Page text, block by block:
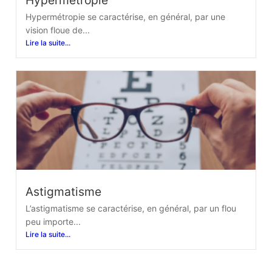
Hypermétropie se caractérise, en général, par une
vision floue de...
Lire la suite...
Astigmatisme
L’astigmatisme se caractérise, en général, par un flou
peu importe...
Lire la suite...